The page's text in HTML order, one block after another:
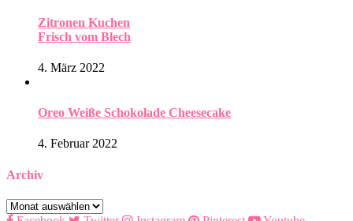
Zitronen Kuchen
Frisch vom Blech
4. März 2022
Oreo Weiße Schokolade Cheesecake
4. Februar 2022
Archiv
Archiv